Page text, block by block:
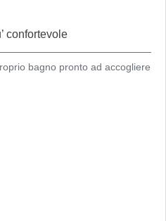
confortevole
bagno pronto ad accogliere